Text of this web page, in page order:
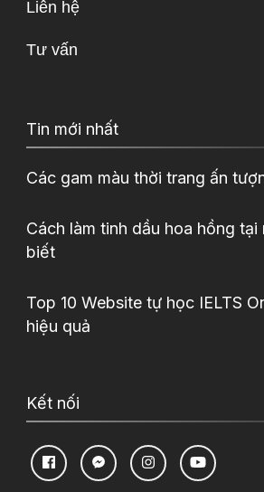
Liên hệ
Tư vấn
Tin mới nhất
Các gam màu thời trang ấn
Cách làm tinh dầu hoa hồng tại
biết
Top 10 Website tự học IELTS
hiệu quả
Kết nối